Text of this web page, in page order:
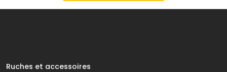
Ruches et accessoires